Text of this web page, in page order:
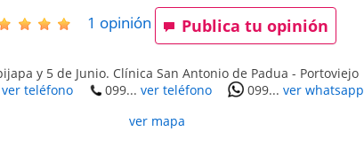
1 opinión Publica tu opinión
y 5 de Junio. Clínica San Antonio de Padua - Portoviejo
ver teléfono 099... ver teléfono 099... ver whatsapp
ver mapa